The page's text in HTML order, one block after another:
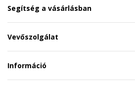
Segítség a vásárlásban
Vevőszolgálat
Információ